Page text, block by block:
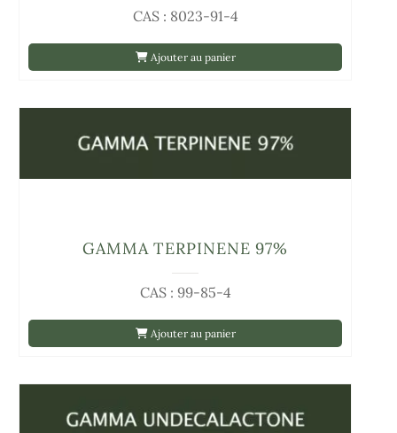
Ajouter au panier
CAS : 8023-91-4
Ajouter au panier
CAS : 99-85-4
GAMMA TERPINENE 97%